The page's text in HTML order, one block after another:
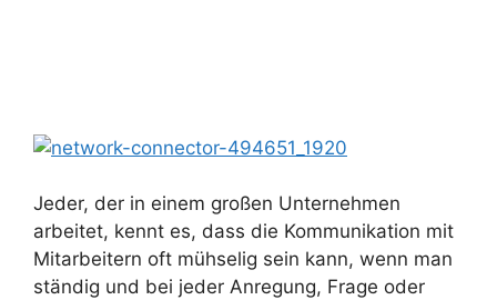
Jeder, der in einem großen Unternehmen
arbeitet, kennt es, dass die Kommunikation mit
Mitarbeitern oft mühselig sein kann, wenn man
ständig und bei jeder Anregung, Frage oder